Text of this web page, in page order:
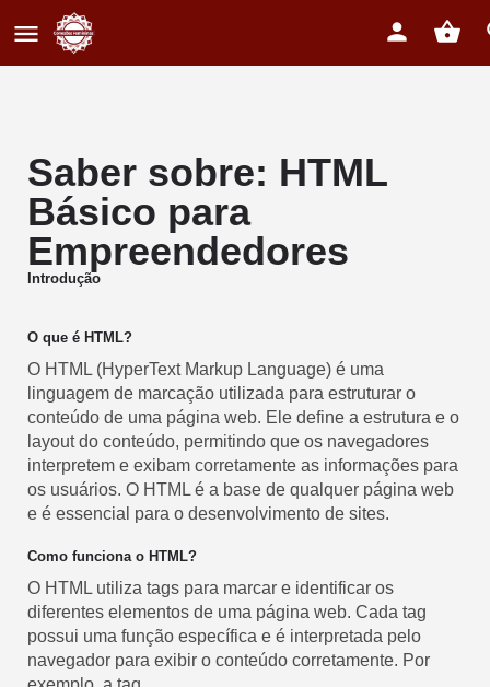
Saber sobre: HTML
Básico para
Empreendedores
Introdução
O que é HTML?
O HTML (HyperText Markup Language) é uma
linguagem de marcação utilizada para estruturar o
conteúdo de uma página web. Ele define a estrutura e o
layout do conteúdo, permitindo que os navegadores
interpretem e exibam corretamente as informações para
os usuários. O HTML é a base de qualquer página web
e é essencial para o desenvolvimento de sites.
Como funciona o HTML?
O HTML utiliza tags para marcar e identificar os
diferentes elementos de uma página web. Cada tag
possui uma função específica e é interpretada pelo
navegador para exibir o conteúdo corretamente. Por